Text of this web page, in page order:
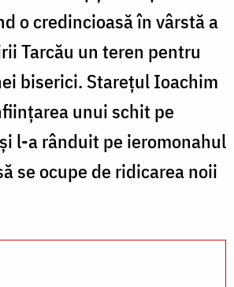
o credincioasă în vârstă a
Tarcău un teren pentru
biserici. Starețul Ioachim
unui schit pe
l-a rânduit pe ieromonahul
se ocupe de ridicarea noii